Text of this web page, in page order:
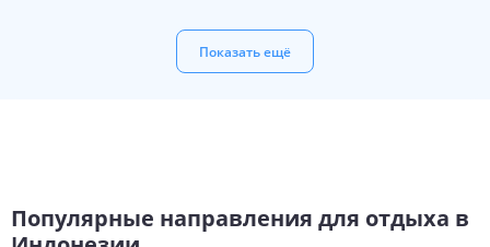
Показать ещё
Популярные направления для отдыха в